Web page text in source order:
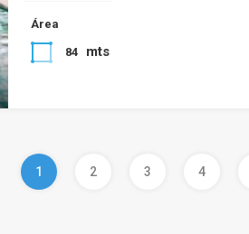
Área
84 mts
1 2 3 4